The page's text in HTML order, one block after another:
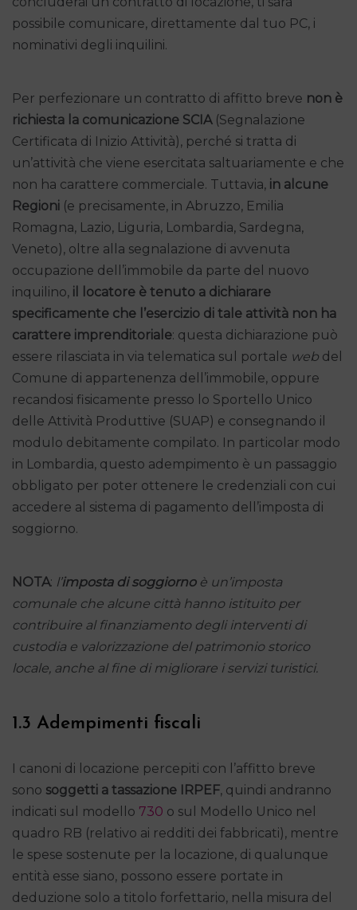
possibile comunicare, direttamente dal tuo PC, i
nominativi degli inquilini.
Per perfezionare un contratto di affitto breve non è
richiesta la comunicazione SCIA(Segnalazione
Certificata di Inizio Attività), perché si tratta di
un’attività che viene esercitata saltuariamente e che
non ha carattere commerciale. Tuttavia, in alcune
Regioni (e precisamente, in Abruzzo, Emilia
Romagna, Lazio, Liguria, Lombardia, Sardegna,
Veneto), oltre alla segnalazione di avvenuta
occupazione dell’immobile da parte del nuovo
inquilino, il locatore è tenuto a dichiarare
specificamente che l’esercizio di tale attività non ha
carattere imprenditoriale: questa dichiarazione può
essere rilasciata in via telematica sul portale web del
Comune di appartenenza dell’immobile, oppure
recandosi fisicamente presso lo Sportello Unico
delle Attività Produttive (SUAP) e consegnando il
modulo debitamente compilato. In particolar modo
in Lombardia, questo adempimento è un passaggio
obbligato per poter ottenere le credenziali con cui
accedere al sistema di pagamento dell’imposta di
soggiorno.
NOTA: l’imposta di soggiornoè un’imposta
comunale che alcune città hanno istituito per
contribuire al finanziamento degli interventi di
custodia e valorizzazione del patrimonio storico
locale, anche al fine di migliorare i servizi turistici.
1.3 Adempimenti fiscali
I canoni di locazione percepiti con l’affitto breve
sono soggetti a tassazione IRPEF, quindi andranno
indicati sul modello 730 o sul Modello Unico nel
quadro RB (relativo ai redditi dei fabbricati), mentre
le spese sostenute per la locazione, di qualunque
entità esse siano, possono essere portate in
deduzione solo a titolo forfettario, nella misura del